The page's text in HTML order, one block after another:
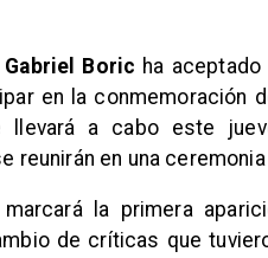
Gabriel Boric ha aceptado
en la conmemoración
llevará a cabo este
reunirán en una
la primera
de críticas que